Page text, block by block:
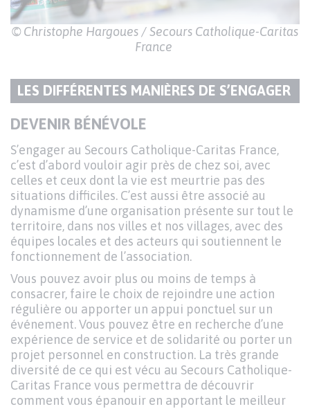
© Christophe Hargoues / Secours Catholique-Caritas
France
TITRE
DU
PARAGRAPHE
LES DIFFÉRENTES MANIÈRES DE S’ENGAGER
Texte
DEVENIR BÉNÉVOLE
S’engager au Secours Catholique-Caritas France,
c’est d’abord vouloir agir près de chez soi, avec
celles et ceux dont la vie est meurtrie pas des
situations difficiles. C’est aussi être associé au
dynamisme d’une organisation présente sur tout le
territoire, dans nos villes et nos villages, avec des
équipes locales et des acteurs qui soutiennent le
fonctionnement de l’association.
Vous pouvez avoir plus ou moins de temps à
consacrer, faire le choix de rejoindre une action
régulière ou apporter un appui ponctuel sur un
événement. Vous pouvez être en recherche d’une
expérience de service et de solidarité ou porter un
projet personnel en construction. La très grande
diversité de ce qui est vécu au Secours Catholique-
Caritas France vous permettra de découvrir
comment vous épanouir en apportant le meilleur